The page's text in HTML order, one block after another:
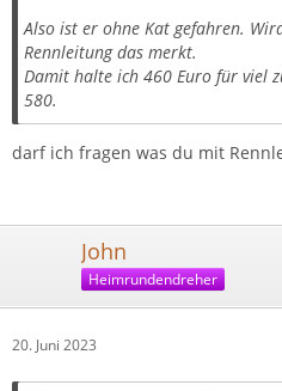
Also ist er ohne Kat gefahren.
Rennleitung das merkt.
Damit halte ich 460 Euro für viel
580.
darf ich fragen was du mit
John
Heimrundendreher
20. Juni 2023